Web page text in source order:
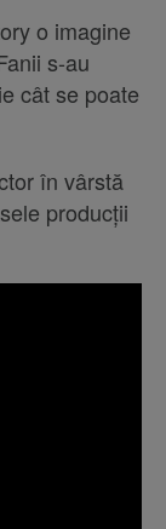
o imagine
s-au
cât se poate
în vârstă
producții